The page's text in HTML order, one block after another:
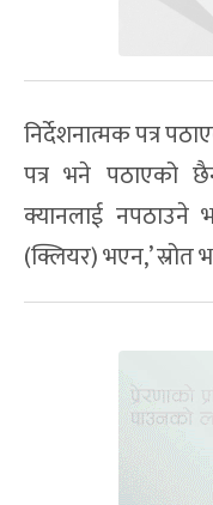
निर्देशनात्मक पत्र
पत्र भने पठाएको
क्यानलाई नपठाउने
(क्लियर) भएन,’ स्रोत